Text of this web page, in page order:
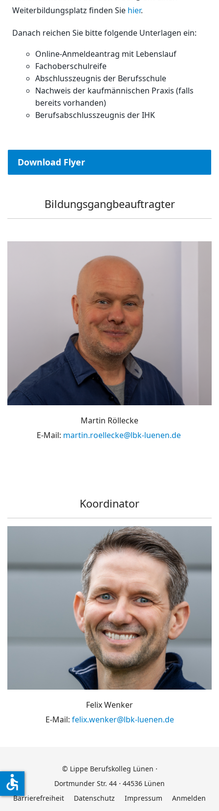
Weiterbildungsplatz finden Sie hier.
Danach reichen Sie bitte folgende Unterlagen ein:
Online-Anmeldeantrag mit Lebenslauf
Fachoberschulreife
Abschlusszeugnis der Berufsschule
Nachweis der kaufmännischen Praxis (falls
bereits vorhanden)
Berufsabschlusszeugnis der IHK
Download Flyer
Bildungsgangbeauftragter
Martin Röllecke
E-Mail: martin.roellecke@lbk-luenen.de
Koordinator
Felix Wenker
E-Mail: felix.wenker@lbk-luenen.de
© Lippe Berufskolleg Lünen ⋅
Dortmunder Str. 44 ⋅ 44536 Lünen
Barrierefreiheit
Datenschutz Impressum Anmelden
accessible